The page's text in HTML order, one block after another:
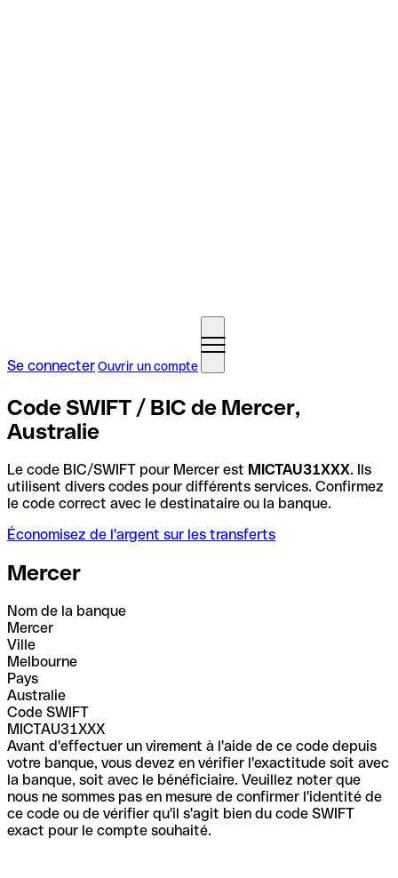
Se connecterOuvrir un compte
Code SWIFT / BIC de Mercer,
Australie
Le code BIC/SWIFT pour Mercer est MICTAU31XXX. Ils
utilisent divers codes pour différents services. Confirmez
le code correct avec le destinataire ou la banque.
Économisez de l'argent sur les transferts
Mercer
Nom de la banque
Mercer
Ville
Melbourne
Pays
Australie
Code SWIFT
MICTAU31XXX
Avant d'effectuer un virement à l'aide de ce code depuis
votre banque, vous devez en vérifier l'exactitude soit avec
la banque, soit avec le bénéficiaire. Veuillez noter que
nous ne sommes pas en mesure de confirmer l'identité de
ce code ou de vérifier qu'il s'agit bien du code SWIFT
exact pour le compte souhaité.